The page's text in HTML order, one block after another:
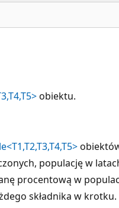
obiektu.
populację w
procentową w
składnika w krotku.